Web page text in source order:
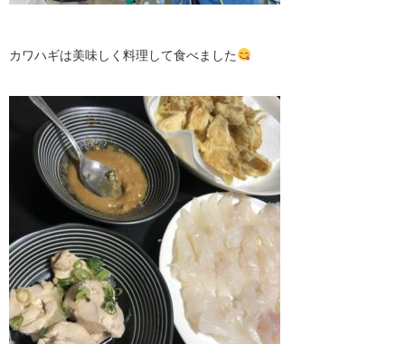
カワハギは美味しく料理して食べました